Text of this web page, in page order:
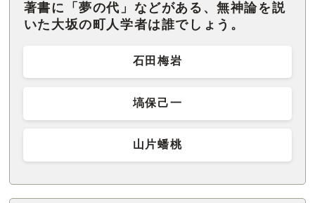
著書に「夢の代」などがある、無神論を説
いた大坂の町人学者は誰でしょう。
石田梅岩
塙保己一
山片蟠桃